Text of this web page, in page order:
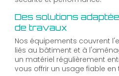
Des solutions
de travaux
Nos équipements couvrent
liés au bâtiment et à
un matériel régulièrement
vous offrir un usage fiable